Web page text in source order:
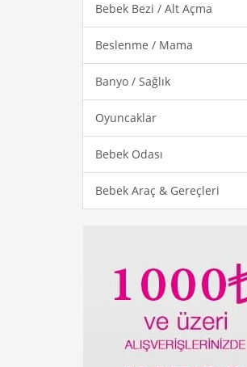
Bebek Bezi / Alt Açma
Beslenme / Mama
Banyo / Sağlık
Oyuncaklar
Bebek Odası
Bebek Araç & Gereçleri